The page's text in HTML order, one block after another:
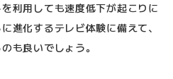
利用しても速度低下が起こりに
進化するテレビ体験に備えて、
も良いでしょう。